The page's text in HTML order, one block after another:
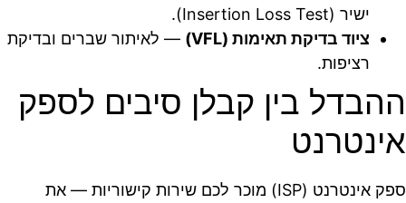
ישיר (Insertion Loss Test).
ציוד בדיקת תאימות (VFL)
— לאיתור שברים ובדיקת
רציפות.
ההבדל בין קבלן סיבים לספק
אינטרנט
ספק אינטרנט (ISP) מוכר לכם שירות קישוריות — את